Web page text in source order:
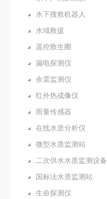
水下搜救机器人
水域救援
遥控救生圈
漏电探测仪
余震监测仪
红外热成像仪
雨量传感器
在线水质分析仪
微型水质监测站
二次供水水质监测设备
国标法水质监测站
生命探测仪